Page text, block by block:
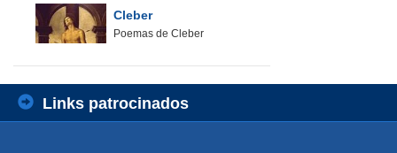
Cleber
Poemas de Cleber
Links patrocinados